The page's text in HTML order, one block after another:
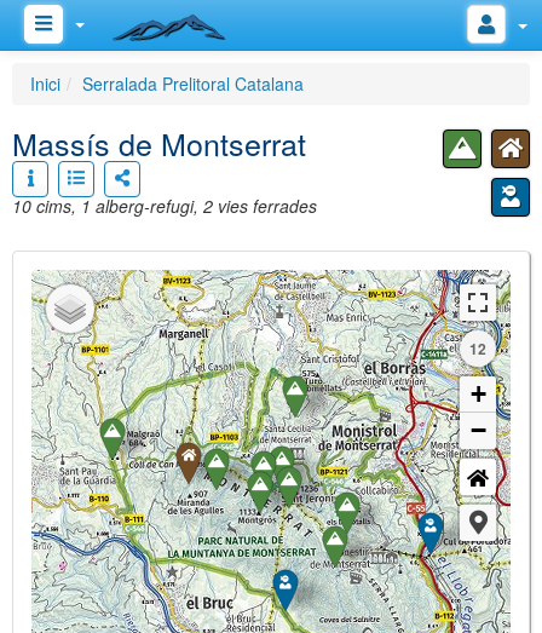
Inici Serralada Prelitoral Catalana
Massís de Montserrat
10 cims, 1 alberg-refugi, 2 vies ferrades
12
+
−